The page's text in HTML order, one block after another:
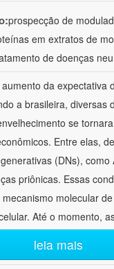
prospecção de
em extratos de
de doenças
da expectativa
a brasileira, diversas
se
Entre elas,
(DNs), como
priônicas. Essas
molecular
Até o momento,
leia mais